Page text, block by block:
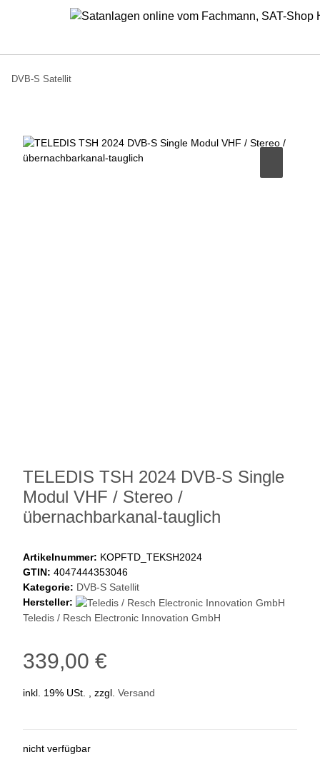
DVB-S Satellit
TELEDIS TSH 2024 DVB-S Single
Modul VHF / Stereo /
übernachbarkanal-tauglich
Artikelnummer: KOPFTD_TEKSH2024
GTIN: 4047444353046
Kategorie: DVB-S Satellit
Hersteller:
Teledis / Resch Electronic Innovation GmbH
339,00 €
inkl. 19% USt. , zzgl. Versand
nicht verfügbar